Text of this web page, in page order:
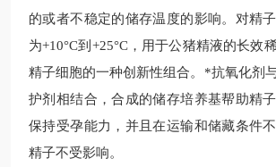
的或者不稳定的储存温度的影响。对精
为+10°C到+25°C，用于公猪精液的长效
精子细胞的一种创新性组合。*抗氧化剂
护剂相结合，合成的储存培养基帮助精
保持受孕能力，并且在运输和储藏条件
精子不受影响。